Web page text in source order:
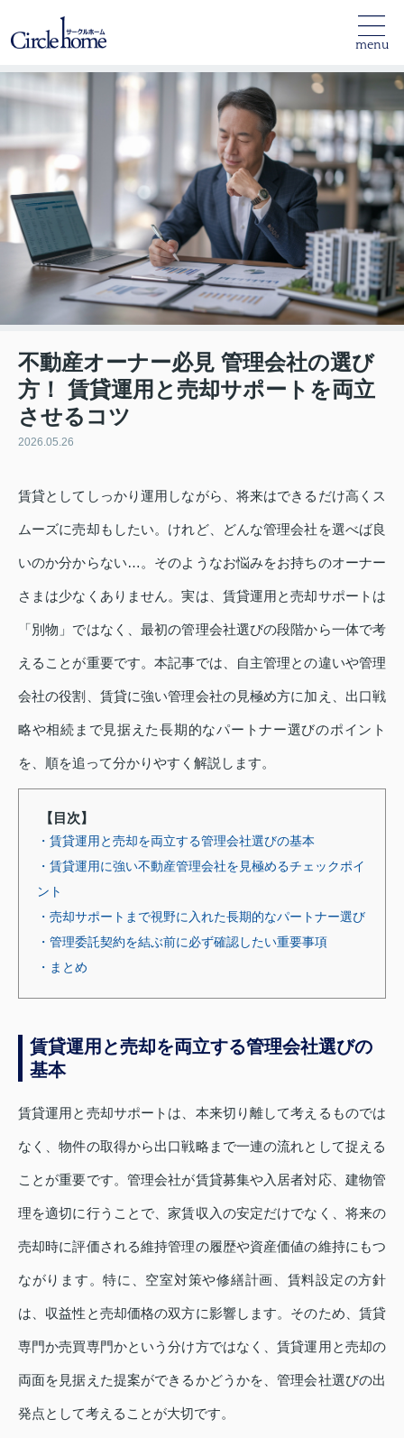
menu
不動産オーナー必見 管理会社の選び
方！ 賃貸運用と売却サポートを両立
させるコツ
2026.05.26
賃貸としてしっかり運用しながら、将来はできるだけ高くス
ムーズに売却もしたい。けれど、どんな管理会社を選べば良
いのか分からない…。そのようなお悩みをお持ちのオーナー
さまは少なくありません。実は、賃貸運用と売却サポートは
「別物」ではなく、最初の管理会社選びの段階から一体で考
えることが重要です。本記事では、自主管理との違いや管理
会社の役割、賃貸に強い管理会社の見極め方に加え、出口戦
略や相続まで見据えた長期的なパートナー選びのポイント
を、順を追って分かりやすく解説します。
【目次】
・賃貸運用と売却を両立する管理会社選びの基本
・賃貸運用に強い不動産管理会社を見極めるチェックポイ
ント
・売却サポートまで視野に入れた長期的なパートナー選び
・管理委託契約を結ぶ前に必ず確認したい重要事項
・まとめ
賃貸運用と売却を両立する管理会社選びの
基本
賃貸運用と売却サポートは、本来切り離して考えるものでは
なく、物件の取得から出口戦略まで一連の流れとして捉える
ことが重要です。管理会社が賃貸募集や入居者対応、建物管
理を適切に行うことで、家賃収入の安定だけでなく、将来の
売却時に評価される維持管理の履歴や資産価値の維持にもつ
ながります。特に、空室対策や修繕計画、賃料設定の方針
は、収益性と売却価格の双方に影響します。そのため、賃貸
専門か売買専門かという分け方ではなく、賃貸運用と売却の
両面を見据えた提案ができるかどうかを、管理会社選びの出
発点として考えることが大切です。